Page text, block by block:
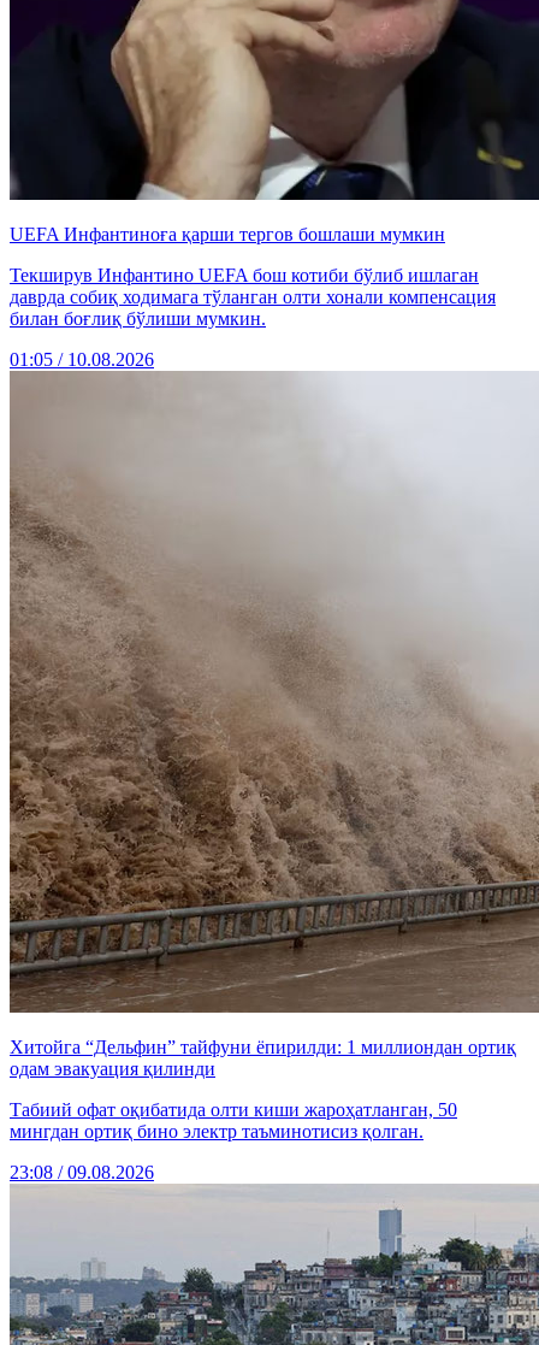
UEFA Инфантиноға қарши тергов бошлаши мумкин
Текширув Инфантино UEFA бош котиби бўлиб ишлаган
даврда собиқ ходимага тўланган олти хонали компенсация
билан боғлиқ бўлиши мумкин.
01:05 / 10.08.2026
Хитойга “Дельфин” тайфуни ёпирилди: 1 миллиондан ортиқ
одам эвакуация қилинди
Табиий офат оқибатида олти киши жароҳатланган, 50
мингдан ортиқ бино электр таъминотисиз қолган.
23:08 / 09.08.2026